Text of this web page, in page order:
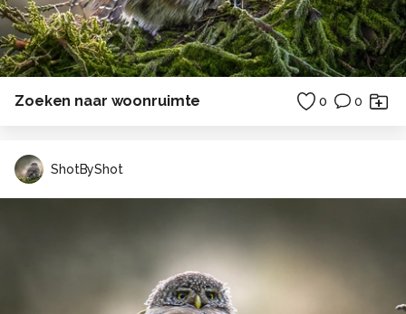
Zoeken naar woonruimte 0 0
ShotByShot